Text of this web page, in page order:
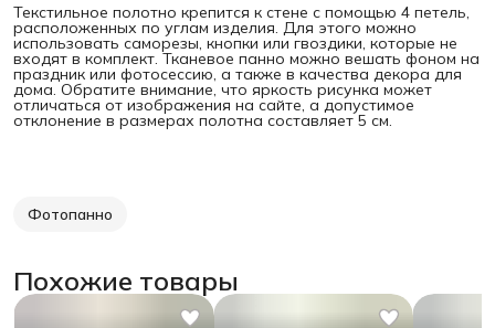
Текстильное полотно крепится к стене с помощью 4 петель,
расположенных по углам изделия. Для этого можно
использовать саморезы, кнопки или гвоздики, которые не
входят в комплект. Тканевое панно можно вешать фоном на
праздник или фотосессию, а также в качества декора для
дома. Обратите внимание, что яркость рисунка может
отличаться от изображения на сайте, а допустимое
отклонение в размерах полотна составляет 5 см.
Фотопанно
Похожие товары